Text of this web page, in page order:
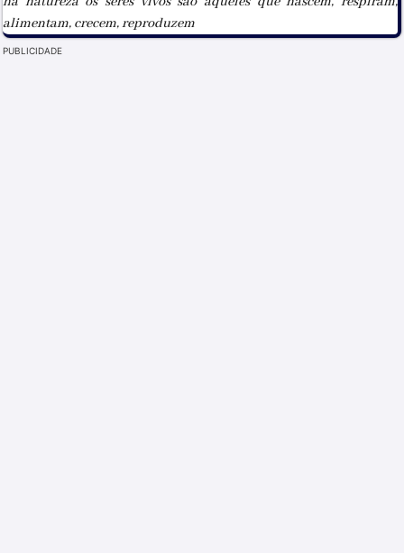
alimentam, crecem, reproduzem
PUBLICIDADE